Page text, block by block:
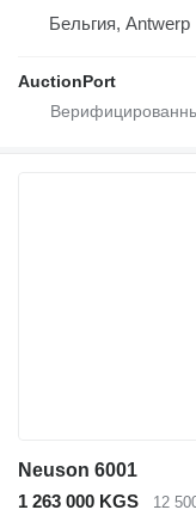
Бельгия, Antwerp
AuctionPort
Neuson 6001
1 263 000 KGS
12